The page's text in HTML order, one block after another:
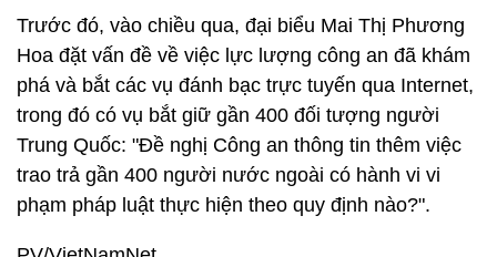
Trước đó, vào chiều qua, đại biểu Mai Thị Phương
Hoa đặt vấn đề về việc lực lượng công an đã khám
phá và bắt các vụ đánh bạc trực tuyến qua Internet,
trong đó có vụ bắt giữ gần 400 đối tượng người
Trung Quốc: "Đề nghị Công an thông tin thêm việc
trao trả gần 400 người nước ngoài có hành vi vi
phạm pháp luật thực hiện theo quy định nào?".